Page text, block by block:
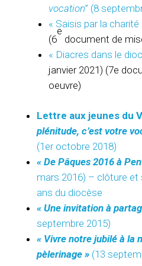
vocation” (8
« Saisis par la charité
(6
e
document de
« Diacres dans le
janvier 2021) (7e
oeuvre)
Lettre aux jeunes du
plénitude, c’est votre
(1er octobre 2018)
« De Pâques 2016 à
mars 2016) – clôture et
ans du diocèse
« Une invitation à
septembre 2015)
« Vivre notre jubilé à la
pèlerinage »(13